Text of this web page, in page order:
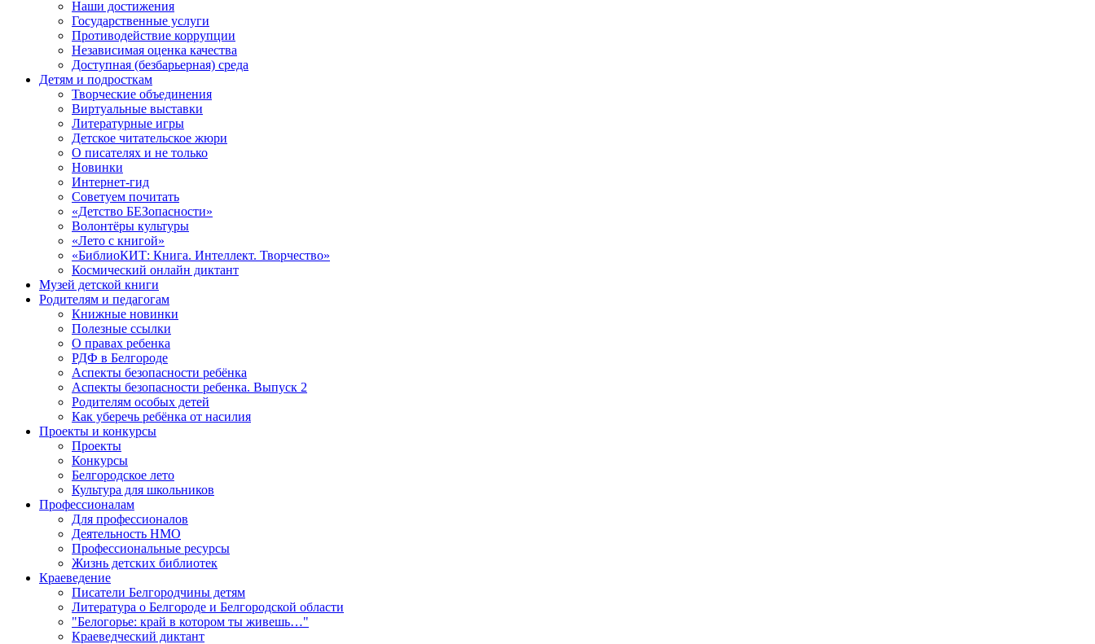
Наши достижения
Государственные услуги
Противодействие коррупции
Независимая оценка качества
Доступная (безбарьерная) среда
Детям и подросткам
Творческие объединения
Виртуальные выставки
Литературные игры
Детское читательское жюри
О писателях и не только
Новинки
Интернет-гид
Советуем почитать
«Детство БЕЗопасности»
Волонтёры культуры
«Лето с книгой»
«БиблиоКИТ: Книга. Интеллект. Творчество»
Космический онлайн диктант
Музей детской книги
Родителям и педагогам
Книжные новинки
Полезные ссылки
О правах ребенка
РДФ в Белгороде
Аспекты безопасности ребёнка
Аспекты безопасности ребенка. Выпуск 2
Родителям особых детей
Как уберечь ребёнка от насилия
Проекты и конкурсы
Проекты
Конкурсы
Белгородское лето
Культура для школьников
Профессионалам
Для профессионалов
Деятельность НМО
Профессиональные ресурсы
Жизнь детских библиотек
Краеведение
Писатели Белгородчины детям
Литература о Белгороде и Белгородской области
"Белогорье: край в котором ты живешь…"
Краеведческий диктант